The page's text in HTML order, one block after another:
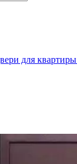
для квартиры